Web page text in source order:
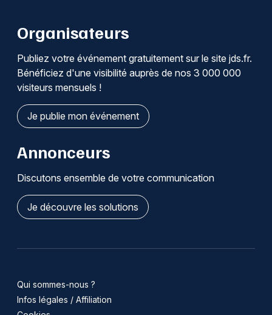
Organisateurs
Publiez votre événement gratuitement sur le site jds.fr.
Bénéficiez d'une visibilité auprès de nos 3 000 000
visiteurs mensuels !
Je publie mon événement
Annonceurs
Discutons ensemble de votre communication
Je découvre les solutions
Qui sommes-nous ?
Infos légales / Affiliation